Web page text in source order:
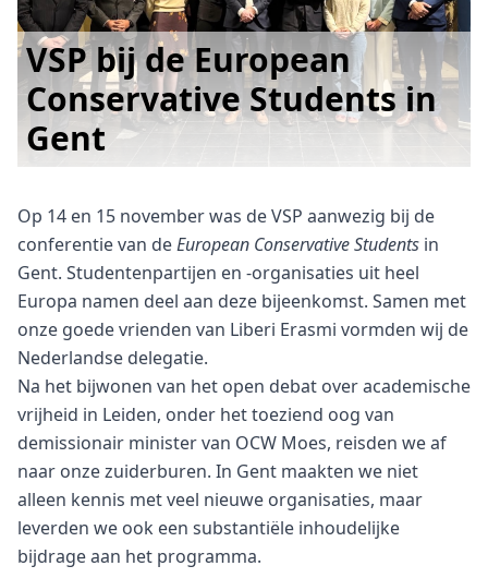
VSP bij de European
Conservative Students in
Gent
Op 14 en 15 november was de VSP aanwezig bij de
conferentie van deEuropean Conservative Students in
Gent. Studentenpartijen en -organisaties uit heel
Europa namen deel aan deze bijeenkomst. Samen met
onze goede vrienden van Liberi Erasmi vormden wij de
Nederlandse delegatie.
Na het bijwonen van het open debat over academische
vrijheid in Leiden, onder het toeziend oog van
demissionair minister van OCW Moes, reisden we af
naar onze zuiderburen. In Gent maakten we niet
alleen kennis met veel nieuwe organisaties, maar
leverden we ook een substantiële inhoudelijke
bijdrageaan het programma.